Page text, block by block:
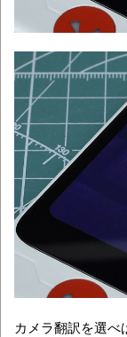
カメラ翻訳を選べ